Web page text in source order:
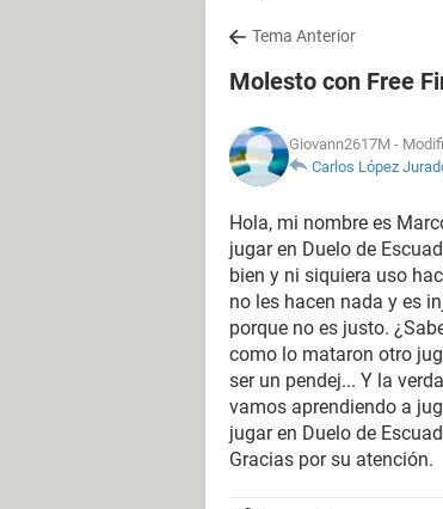
Tema Anterior
Molesto con Free
Giovann2617M -
Carlos López
Hola, mi nombre es
jugar en Duelo de
bien y ni siquiera uso
no les hacen nada y es
porque no es justo.
como lo mataron otro
ser un pendej... Y la
vamos aprendiendo a
jugar en Duelo de
Gracias por su atención.